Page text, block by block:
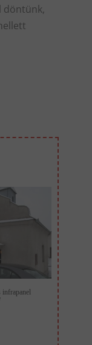
döntünk,